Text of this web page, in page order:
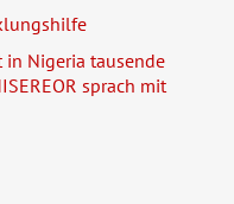
in Nigeria tausende
sprach mit